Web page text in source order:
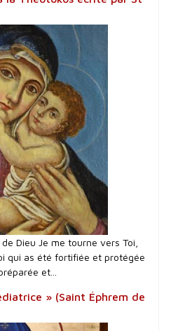
Dieu Je me tourne vers Toi,
qui as été fortifiée et protégée
et...
» (Saint Éphrem de